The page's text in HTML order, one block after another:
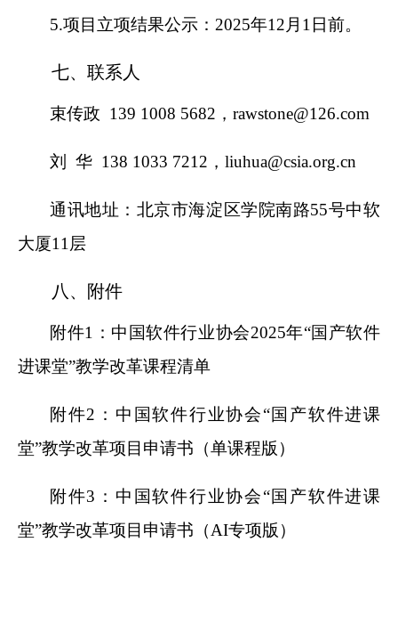
5.项目立项结果公示：2025年12月1日前。
七、联系人
束传政 139 1008 5682， rawstone@126.com
刘 华 138 1033 7212，liuhua@csia.org.cn
通讯地址：北京市海淀区学院南路55号中软
大厦11层
八、附件
附件1：中国软件行业协会2025年“国产软件
进课堂”教学改革课程清单
附件2：中国软件行业协会“国产软件进课
堂”教学改革项目申请书（单课程版）
附件3：中国软件行业协会“国产软件进课
堂”教学改革项目申请书（AI专项版）